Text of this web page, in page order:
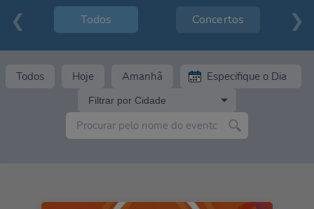
Todos Concertos
Todos Hoje Amanhã
Filtrar por Cidade